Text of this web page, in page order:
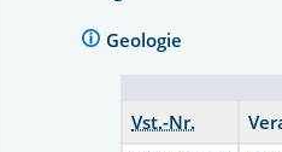
Geologie
Vst.-Nr.